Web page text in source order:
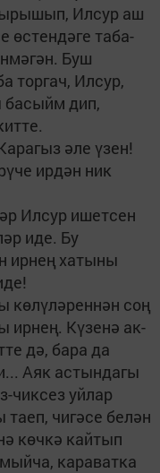
Илсур аш
өстендәге таба-
Буш
торгач, Илсур,
басыйм дип,
әле үзен!
ирдән ник
Илсур ишетсен
иде. Бу
ирнең хатыны
соң
ирнең. Күзенә ак-
дә, бара да
Аяк астындагы
чиксез уйлар
чигәсе белән
көчкә кайтып
караватка